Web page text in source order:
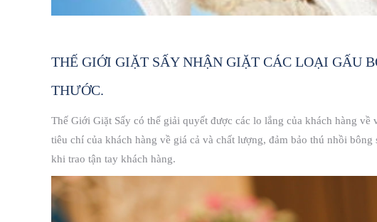
THẾ GIỚI GIẶT SẤY NHẬN GIẶT CÁC LOẠI GẤU
THƯỚC.
Thế Giới Giặt Sấy có thể giải quyết được các lo lắng của khách hàng
tiêu chí của khách hàng về giá cả và chất lượng, đảm bảo thú nhồi
khi trao tận tay khách hàng.